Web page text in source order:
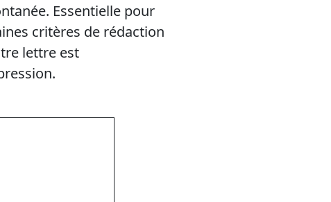
Essentielle pour
critères de rédaction
lettre est